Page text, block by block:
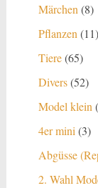
Märchen 88
Pflanzen 1111
Tiere 6565
Divers 5252
Model klein
4er mini 33
Abgüsse
2. Wahl